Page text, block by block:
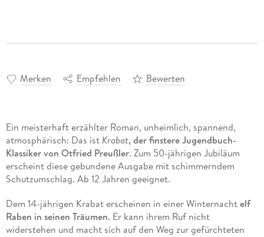
Merken Empfehlen Bewerten
Ein meisterhaft erzählter Roman, unheimlich, spannend,
atmosphärisch: Das ist Krabat, der finstere Jugendbuch-
Klassiker von Otfried Preußler. Zum 50-jährigen Jubiläum
erscheint diese gebundene Ausgabe mit schimmerndem
Schutzumschlag. Ab 12 Jahren geeignet.
Dem 14-jährigen Krabat erscheinen in einer Winternachtelf
Raben in seinen Träumen. Er kann ihrem Ruf nicht
widerstehen und macht sich auf den Weg zur gefürchteten